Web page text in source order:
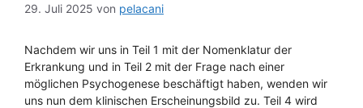
29. Juli 2025 von pelacani
Nachdem wir uns in Teil 1 mit der Nomenklatur der
Erkrankung und in Teil 2 mit der Frage nach einer
möglichen Psychogenese beschäftigt haben, wenden wir
uns nun dem klinischen Erscheinungsbild zu. Teil 4 wird